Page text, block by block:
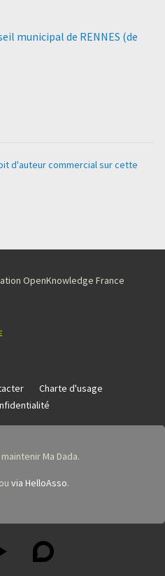
municipal de RENNES (de
d'auteur commercial sur cette
OpenKnowledge France
Charte d'usage
Ma Dada.
ou via HelloAsso.